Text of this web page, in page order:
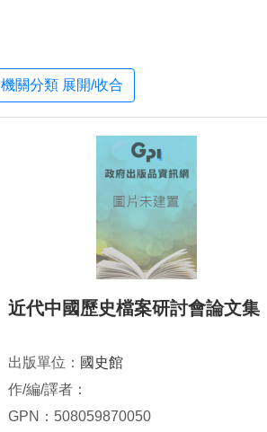
機關分類 展開/收合
近代中國歷史檔案研討會論文集
出版單位： 國史館
作/編/譯者：
GPN：508059870050